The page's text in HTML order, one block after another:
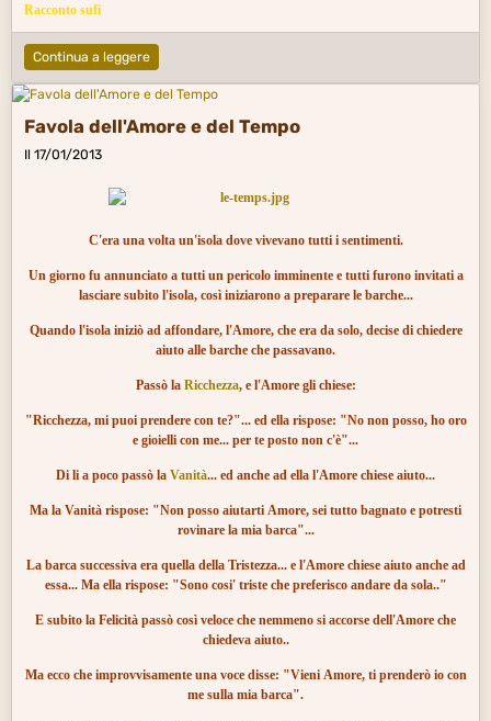
Racconto sufi
Continua a leggere
Favola dell'Amore e del Tempo
Il 17/01/2013
C'era una volta un'isola dove vivevano tutti i sentimenti.
Un giorno fu annunciato a tutti un pericolo imminente e tutti furono invitati a
lasciare subito l'isola, così iniziarono a preparare le barche...
Quando l'isola iniziò ad affondare, l'Amore, che era da solo, decise di chiedere
aiuto alle barche che passavano.
Passò la Ricchezza, e l'Amore gli chiese:
"Ricchezza, mi puoi prendere con te?"... ed ella rispose: "No non posso, ho oro
e gioielli con me... per te posto non c'è"...
Di li a poco passò la Vanità... ed anche ad ella l'Amore chiese aiuto...
Ma la Vanità rispose: "Non posso aiutarti Amore, sei tutto bagnato e potresti
rovinare la mia barca"...
La barca successiva era quella della Tristezza... e l'Amore chiese aiuto anche ad
essa... Ma ella rispose: "Sono cosi' triste che preferisco andare da sola.."
E subito la Felicità passò così veloce che nemmeno si accorse dell'Amore che
chiedeva aiuto..
Ma ecco che improvvisamente una voce disse: "Vieni Amore, ti prenderò io con
me sulla mia barca".